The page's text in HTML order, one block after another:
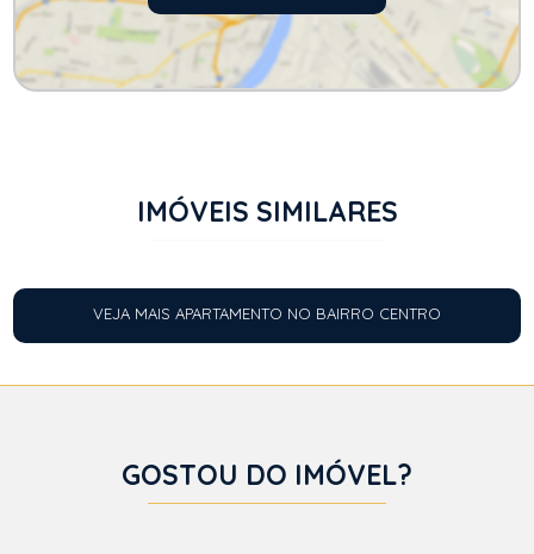
IMÓVEIS SIMILARES
VEJA MAIS APARTAMENTO NO BAIRRO CENTRO
GOSTOU DO IMÓVEL?